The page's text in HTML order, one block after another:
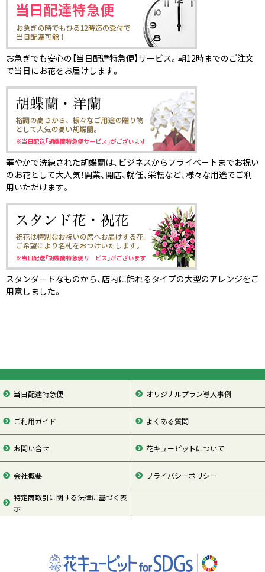
お急ぎでも安心の【当日配達特急便】サービス。朝12時までのご注文
で当日にお花をお届けします。
華やかで洗練された胡蝶蘭は、ビジネスからプライベートまでお祝い
のお花として大人気！開業、開店、就任、栄転など、様々な用途でご利
用いただけます。
スタンダードなものから、店内に飾れるタイプの大型のアレンジをご
用意しました。
当日配達特急便 オリジナルプラン導入事例
ご利用ガイド よくある質問
お問い合せ 花キューピットについて
会社概要 プライバシーポリシー
特定商取引に関する法律に基づく表
示